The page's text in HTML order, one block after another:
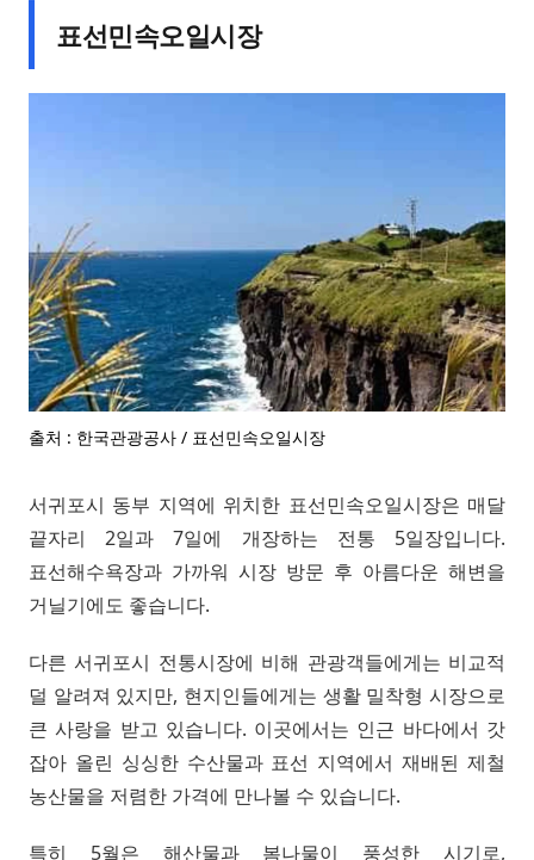
표선민속오일시장
출처 : 한국관광공사 / 표선민속오일시장
서귀포시 동부 지역에 위치한 표선민속오일시장은 매달
끝자리 2일과 7일에 개장하는 전통 5일장입니다.
표선해수욕장과 가까워 시장 방문 후 아름다운 해변을
거닐기에도 좋습니다.
다른 서귀포시 전통시장에 비해 관광객들에게는 비교적
덜 알려져 있지만, 현지인들에게는 생활 밀착형 시장으로
큰 사랑을 받고 있습니다. 이곳에서는 인근 바다에서 갓
잡아 올린 싱싱한 수산물과 표선 지역에서 재배된 제철
농산물을 저렴한 가격에 만나볼 수 있습니다.
특히 5월은 해산물과 봄나물이 풍성한 시기로,